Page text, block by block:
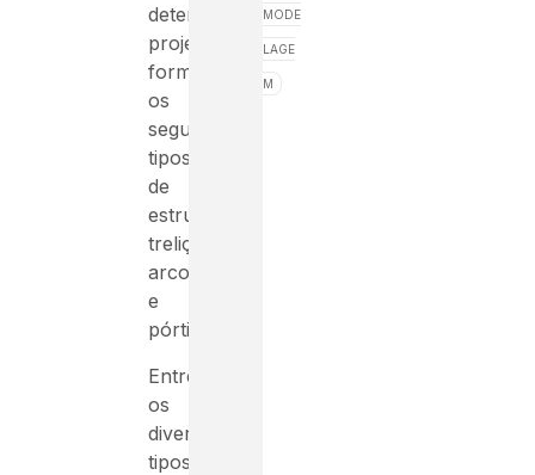
determinado
projeto
formando
os
seguintes
tipos
de
estruturas:
treliças,
arcos
e
pórticos.
Entre
os
diversos
tipos
MODE
LAGE
M